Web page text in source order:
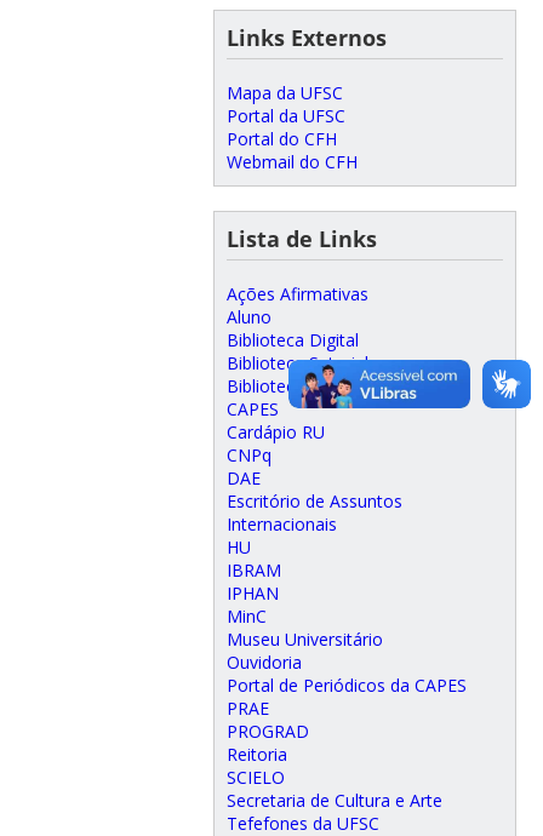
Links Externos
Mapa da UFSC
Portal da UFSC
Portal do CFH
Webmail do CFH
Lista de Links
Ações Afirmativas
Aluno
Biblioteca Digital
Biblioteca Setorial
Biblioteca Universitária
CAPES
Cardápio RU
CNPq
DAE
Escritório de Assuntos
Internacionais
HU
IBRAM
IPHAN
MinC
Museu Universitário
Ouvidoria
Portal de Periódicos da CAPES
PRAE
PROGRAD
Reitoria
SCIELO
Secretaria de Cultura e Arte
Tefefones da UFSC